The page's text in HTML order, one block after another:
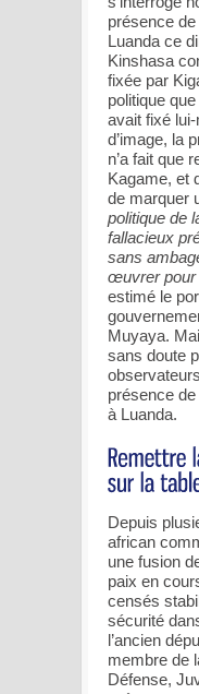
présence
Luanda ce
Kinshasa
fixée par
politique
avait fixé
d’image, la
n’a fait que
Kagame, et
de marquer
politique de
fallacieux
sans
œuvrer pour
estimé le
Muyaya.
sans doute
présence
à Luanda.
Depuis
african
une fusion
paix en
censés
sécurité
l’ancien
membre de
Défense,